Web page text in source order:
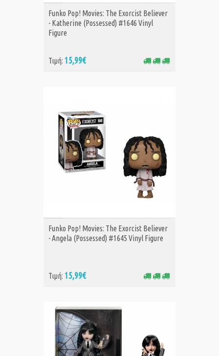
ΑΓΟΡΑ
Funko Pop! Movies: The Exorcist Believer
- Katherine (Possessed) #1646 Vinyl
Figure
Τιμή: 15,99€
ΑΓΟΡΑ
Funko Pop! Movies: The Exorcist Believer
- Angela (Possessed) #1645 Vinyl Figure
Τιμή: 15,99€